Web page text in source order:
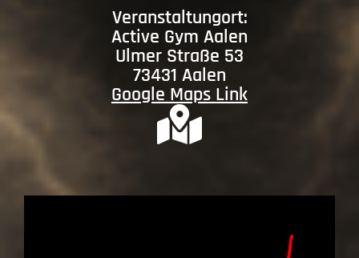
Veranstaltungort:
Active Gym Aalen
Ulmer Straße 53
73431 Aalen
Google Maps Link